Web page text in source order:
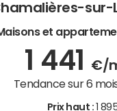
sur-
et
1 441 €/
Tendance sur 6
Prix haut : 1